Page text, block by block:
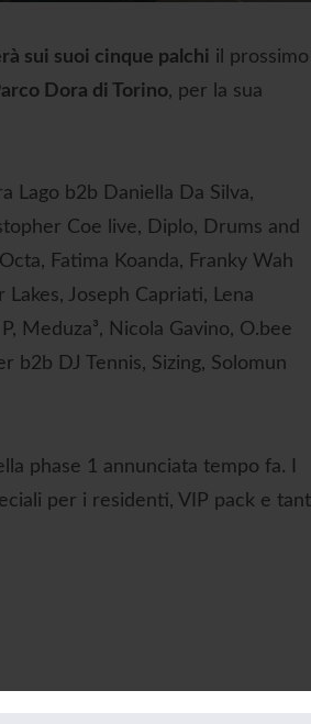
sui suoi cinque palchi il prossimo
Dora di Torino, per la sua
Lago b2b Daniella Da Silva,
Coe live, Diplo, Drums and
Fatima Koanda, Franky Wah
Joseph Capriati, Lena
Meduza³, Nicola Gavino, O.bee
b2b DJ Tennis, Sizing, Solomun
phase 1 annunciata tempo fa. I
per i residenti, VIP pack e